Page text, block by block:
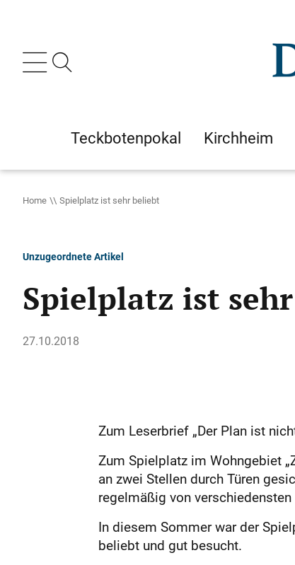
Teckbotenpokal Kirchheim
Home Spielplatz ist sehr beliebt
Unzugeordnete Artikel
Spielplatz ist
27.10.2018
Zum Leserbrief „Der Plan ist
Zum Spielplatz im Wohngebiet
an zwei Stellen durch Türen
regelmäßig von
In diesem Sommer war der
beliebt und gut besucht.